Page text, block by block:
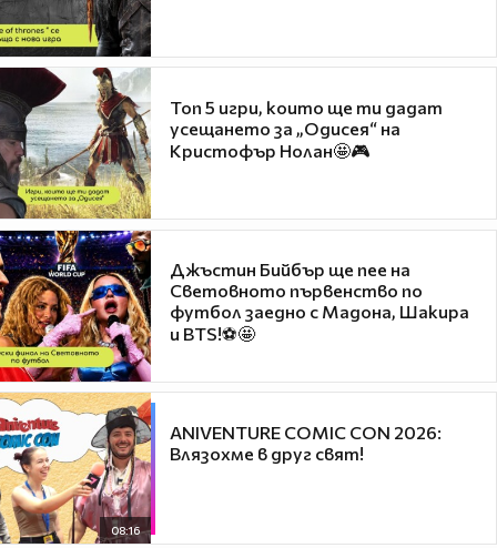
Топ 5 игри, които ще ти дадат
усещането за „Одисея“ на
Кристофър Нолан🤩🎮
Джъстин Бийбър ще пее на
Световното първенство по
футбол заедно с Мадона, Шакира
и BTS!⚽🤩
08:16
ANIVENTURE COMIC CON 2026:
Влязохме в друг свят!